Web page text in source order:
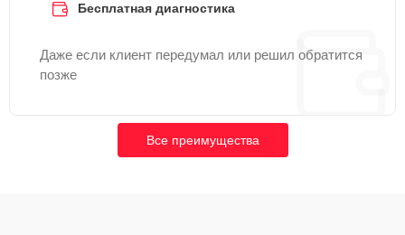
Бесплатная диагностика
Даже если клиент передумал или решил обратится
позже
Все преимущества